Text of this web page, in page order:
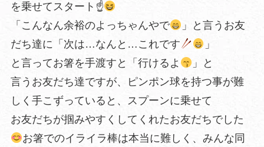
を乗せてスタート☝
「こんなん余裕のよっちゃんやで
」と言うお友
だち達に「次は…なんと…これです
」
と言ってお箸を手渡すと「行けるよ
」と
言うお友だち達ですが、ピンポン球を持つ事が難
しく手こずっていると、スプーンに乗せて
お友だちが掴みやすくしてくれたお友だちでした
お箸でのイライラ棒は本当に難しく、みんな同